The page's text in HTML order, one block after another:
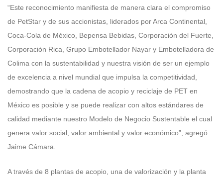
“Este reconocimiento manifiesta de manera clara el compromiso
de PetStar y de sus accionistas, liderados por Arca Continental,
Coca-Cola de México, Bepensa Bebidas, Corporación del Fuerte,
Corporación Rica, Grupo Embotellador Nayar y Embotelladora de
Colima con la sustentabilidad y nuestra visión de ser un ejemplo
de excelencia a nivel mundial que impulsa la competitividad,
demostrando que la cadena de acopio y reciclaje de PET en
México es posible y se puede realizar con altos estándares de
calidad mediante nuestro Modelo de Negocio Sustentable el cual
genera valor social, valor ambiental y valor económico”, agregó
Jaime Cámara.
A través de 8 plantas de acopio, una de valorización y la planta